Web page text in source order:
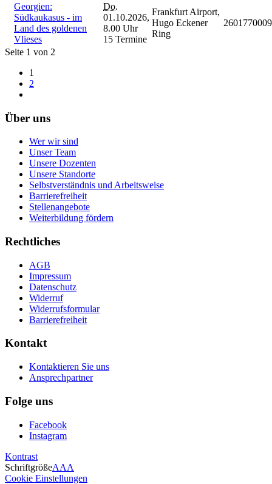
Georgien:
Südkaukasus - im
Land des goldenen
Vlieses
Do.
01.10.2026,
8.00 Uhr
15 Termine
Frankfurt Airport,
Hugo Eckener
Ring
2601770009
Seite 1 von 2
1
2
Über uns
Wer wir sind
Unser Team
Unsere Dozenten
Unsere Standorte
Selbstverständnis und Arbeitsweise
Barrierefreiheit
Stellenangebote
Weiterbildung fördern
Rechtliches
AGB
Impressum
Datenschutz
Widerruf
Widerrufsformular
Barrierefreiheit
Kontakt
Kontaktieren Sie uns
Ansprechpartner
Folge uns
Facebook
Instagram
Kontrast
SchriftgrößeAAA
Cookie Einstellungen